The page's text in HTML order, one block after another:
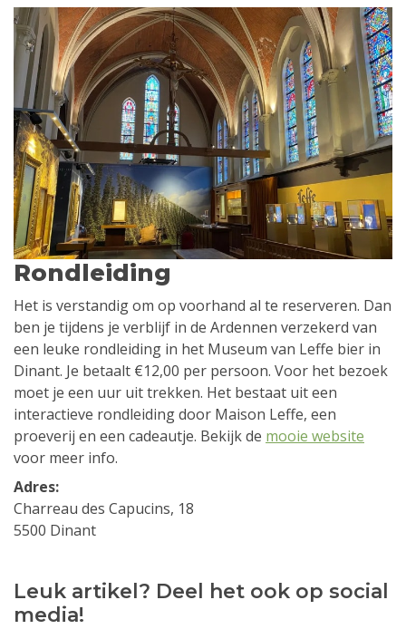
Rondleiding
Het is verstandig om op voorhand al te reserveren. Dan
ben je tijdens je verblijf in de Ardennen verzekerd van
een leuke rondleiding in het Museum van Leffe bier in
Dinant. Je betaalt €12,00 per persoon. Voor het bezoek
moet je een uur uit trekken. Het bestaat uit een
interactieve rondleiding door Maison Leffe, een
proeverij en een cadeautje. Bekijk de mooie website
voor meer info.
Adres:
Charreau des Capucins, 18
5500 Dinant
Leuk artikel? Deel het ook op social
media!